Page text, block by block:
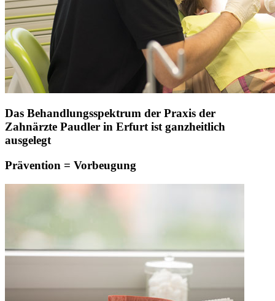
Das Behandlungsspektrum der Praxis der
Zahnärzte Paudler in Erfurt ist ganzheitlich
ausgelegt
Prävention = Vorbeugung